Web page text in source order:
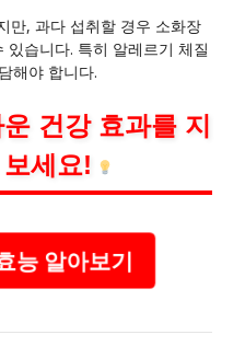
만, 과다 섭취할 경우 소화장
습니다. 특히 알레르기 체질
해야 합니다.
건강 효과를 지
세요!
알아보기